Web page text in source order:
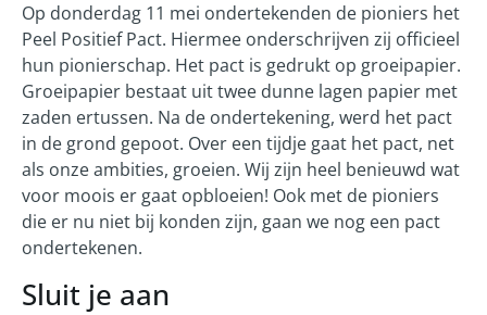
Op donderdag 11 mei ondertekenden de pioniers het
Peel Positief Pact. Hiermee onderschrijven zij officieel
hun pionierschap. Het pact is gedrukt op groeipapier.
Groeipapier bestaat uit twee dunne lagen papier met
zaden ertussen. Na de ondertekening, werd het pact
in de grond gepoot. Over een tijdje gaat het pact, net
als onze ambities, groeien. Wij zijn heel benieuwd wat
voor moois er gaat opbloeien! Ook met de pioniers
die er nu niet bij konden zijn, gaan we nog een pact
ondertekenen.
Sluit je aan